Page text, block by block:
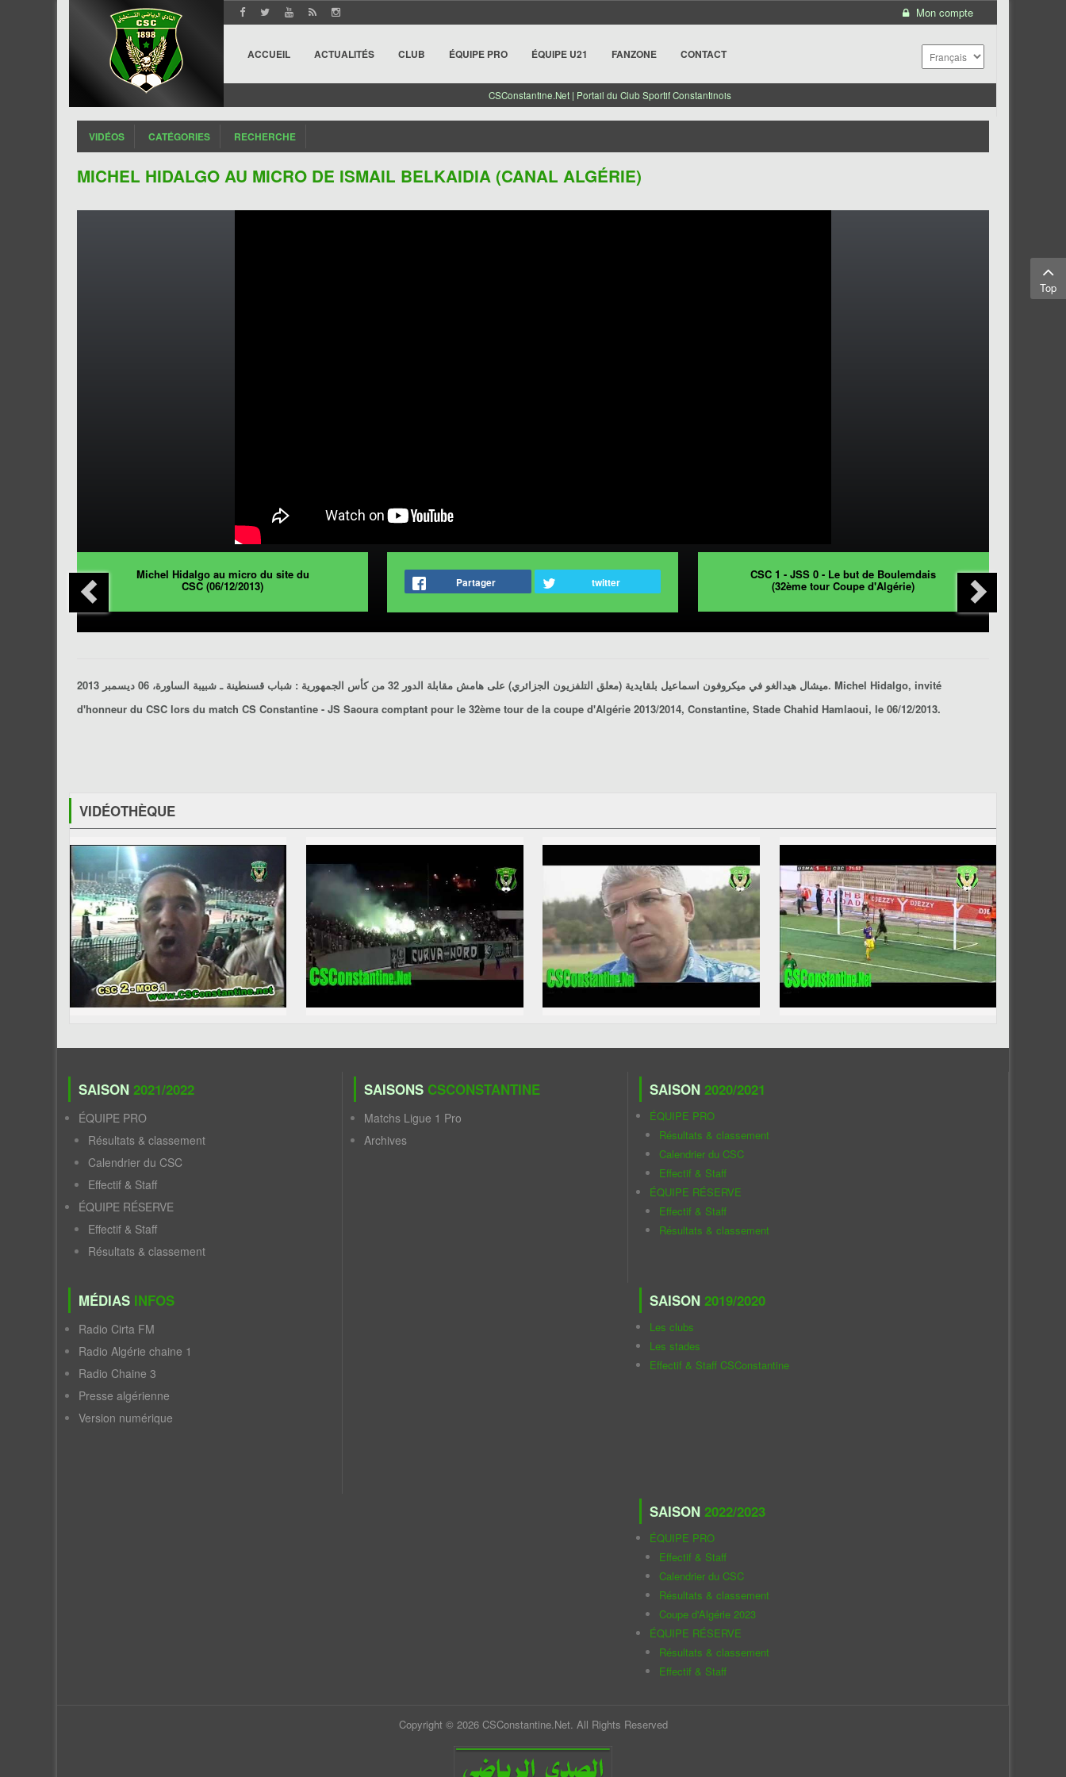
Mon compte
ACCUEIL ACTUALITÉS CLUB ÉQUIPE PRO ÉQUIPE U21 FANZONE CONTACT
CSConstantine.Net | Portail du Club Sportif Constantinois
VIDÉOS CATÉGORIES RECHERCHE
MICHEL HIDALGO AU MICRO DE ISMAIL BELKAIDIA (CANAL ALGÉRIE)
Michel Hidalgo au micro du site du
CSC (06/12/2013) Partager twitter
CSC 1 - JSS 0 - Le but de Boulemdais
(32ème tour Coupe d'Algérie)
ميشال هيدالغو في ميكروفون اسماعيل بلقايدية (معلق التلفزيون الجزائري) على هامش مقابلة الدور 32 من كأس الجمهورية : شباب قسنطينة ـ شبيبة الساورة ، 06 ديسمبر 2013. Michel Hidalgo, invité
d'honneur du CSC lors du match CS Constantine - JS Saoura comptant pour le 32ème tour de la coupe d'Algérie 2013/2014, Constantine, Stade Chahid Hamlaoui, le 06/12/2013.
VIDÉOTHÈQUE
SAISON 2021/2022
ÉQUIPE PRO
Résultats & classement
Calendrier du CSC
Effectif & Staff
ÉQUIPE RÉSERVE
Effectif & Staff
Résultats & classement
MÉDIAS INFOS
Radio Cirta FM
Radio Algérie chaine 1
Radio Chaine 3
Presse algérienne
Version numérique
SAISONS CSCONSTANTINE
Matchs Ligue 1 Pro
Archives
SAISON 2020/2021
ÉQUIPE PRO
Résultats & classement
Calendrier du CSC
Effectif & Staff
ÉQUIPE RÉSERVE
Effectif & Staff
Résultats & classement
SAISON 2019/2020
Les clubs
Les stades
Effectif & Staff CSConstantine
SAISON 2022/2023
ÉQUIPE PRO
Effectif & Staff
Calendrier du CSC
Résultats & classement
Coupe d'Algérie 2023
ÉQUIPE RÉSERVE
Résultats & classement
Effectif & Staff
Copyright © 2026 CSConstantine.Net. All Rights Reserved
Top